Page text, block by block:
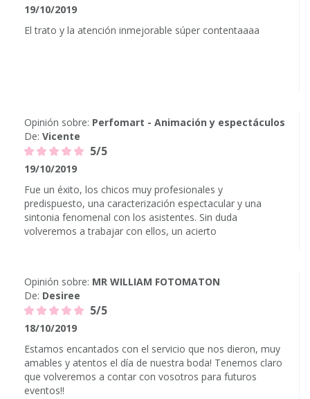
19/10/2019
El trato y la atención inmejorable súper contentaaaa
Opinión sobre: Perfomart - Animación y espectáculos
De: Vicente
5/5
19/10/2019
Fue un éxito, los chicos muy profesionales y
predispuesto, una caracterización espectacular y una
sintonia fenomenal con los asistentes. Sin duda
volveremos a trabajar con ellos, un acierto
Opinión sobre: MR WILLIAM FOTOMATON
De: Desiree
5/5
18/10/2019
Estamos encantados con el servicio que nos dieron, muy
amables y atentos el día de nuestra boda! Tenemos claro
que volveremos a contar con vosotros para futuros
eventos!!